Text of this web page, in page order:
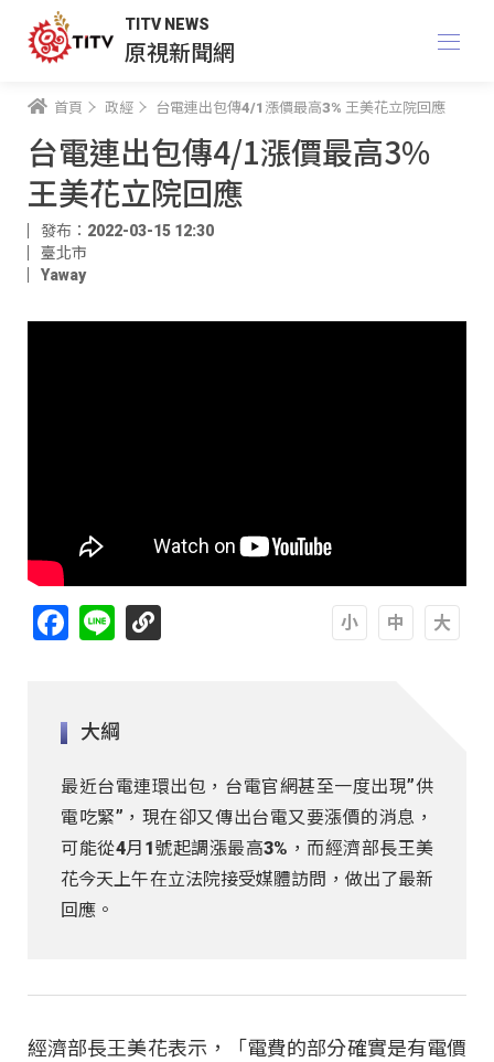
TITV NEWS
原視新聞網
首頁 政經 台電連出包傳4/1漲價最高3% 王美花立院回應
台電連出包傳4/1漲價最高3%
王美花立院回應
發布：2022-03-15 12:30
臺北市
Yaway
Facebook
Line
大綱
最近台電連環出包，台電官網甚至一度出現”供
電吃緊”，現在卻又傳出台電又要漲價的消息，
可能從4月1號起調漲最高3%，而經濟部長王美
花今天上午在立法院接受媒體訪問，做出了最新
回應。
經濟部長王美花表示，「電費的部分確實是有電價